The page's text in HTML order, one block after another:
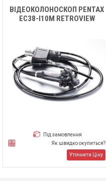
ВІДЕОКОЛОНОСКОП PENTAX
EC38-I10M RETROVIEW
Під замовлення
Як швидко окупиться?
Уточнити Ціну